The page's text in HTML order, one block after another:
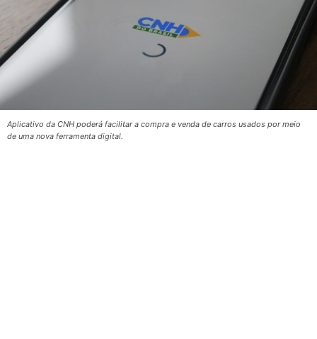
Aplicativo da CNH poderá facilitar a compra e venda de carros usados por meio
de uma nova ferramenta digital.